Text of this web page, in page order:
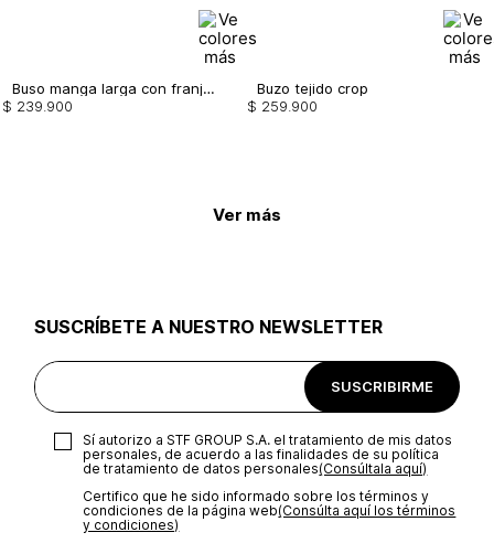
Buso manga larga con franja y capucha
$ 239 900
Buzo tejido crop
$ 259 900
Ver más
SUSCRÍBETE A NUESTRO NEWSLETTER
SUSCRIBIRME
Sí autorizo a STF GROUP S.A. el tratamiento de mis datos
personales, de acuerdo a las finalidades de su política
de tratamiento de datos personales‎(Consúltala aquí)
Certifico que he sido informado sobre los términos y
condiciones de la página web‎(Consúlta aquí los términos
y condiciones)